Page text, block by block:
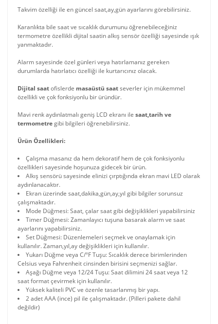
Takvim özelliği ile en güncel saat,ay,gün ayarlarını görebilirsiniz.
Karanlıkta bile saat ve sıcaklık durumunu öğrenebileceğiniz
termometre özellikli dijital saatin alkış sensör özelliği sayesinde ışık
yanmaktadır.
Alarm sayesinde özel günleri veya hatırlamanız gereken
durumlarda hatırlatıcı özelliği ile kurtarıcınız olacak.
Dijital saatofislerde masaüstü saatseverler için mükemmel
özellikli ve çok fonksiyonlu bir üründür.
Mavi renk aydınlatmalı geniş LCD ekranı ile saat,tarih ve
termometregibi bilgileri öğrenebilirsiniz.
Ürün Özellikleri:
Çalışma masanız da hem dekoratif hem de çok fonksiyonlu
özellikleri sayesinde hoşunuza gidecek bir ürün.
Alkış sensörü sayesinde elinizi çırptığında ekran mavi LED olarak
aydınlanacaktır.
Ekran üzerinde saat,dakika,gün,ay,yıl gibi bilgiler sorunsuz
çalışmaktadır.
Mode Düğmesi: Saat, çalar saat gibi değişiklikleri yapabilirsiniz
Timer Düğmesi: Zamanlayıcı tuşuna basarak alarm ve saat
ayarlarını yapabilirsiniz.
Set Düğmesi: Düzenlemeleri seçmek ve onaylamak için
kullanılır. Zaman,yıl,ay değişiklikleri için kullanılır.
Yukarı Düğme veya C/°F Tuşu: Sıcaklık derece birimlerinden
Celsius veya Fahrenheit cinsinden birisini seçmenizi sağlar.
Aşağı Düğme veya 12/24 Tuşu: Saat dilimini 24 saat veya 12
saat format çevirmek için kullanılır.
Yüksek kaliteli PVC ve özenle tasarlanmış bir yapı.
2 adet AAA (ince) pil ile çalışmaktadır. (Pilleri pakete dahil
değildir)